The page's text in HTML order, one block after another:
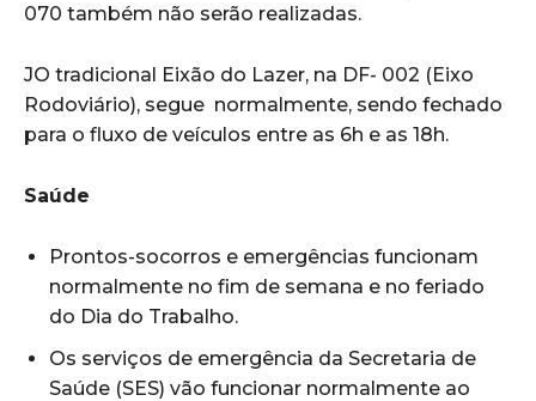
070 também não serão realizadas.
JO tradicional Eixão do Lazer, na DF- 002 (Eixo
Rodoviário), segue normalmente, sendo fechado
para o fluxo de veículos entre as 6h e as 18h.
Saúde
Prontos-socorros e emergências funcionam
normalmente no fim de semana e no feriado
do Dia do Trabalho.
Os serviços de emergência da Secretaria de
Saúde (SES) vão funcionar normalmente ao